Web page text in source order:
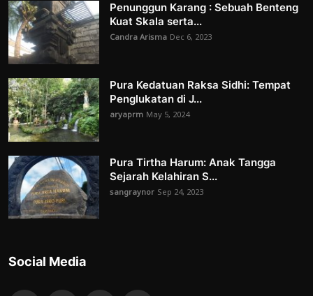
Penunggun Karang : Sebuah Benteng
Kuat Skala serta...
Candra Arisma Dec 6, 2023
Pura Kedatuan Raksa Sidhi: Tempat
Penglukatan di J...
aryaprm May 5, 2024
Pura Tirtha Harum: Anak Tangga
Sejarah Kelahiran S...
sangraynor Sep 24, 2023
Social Media